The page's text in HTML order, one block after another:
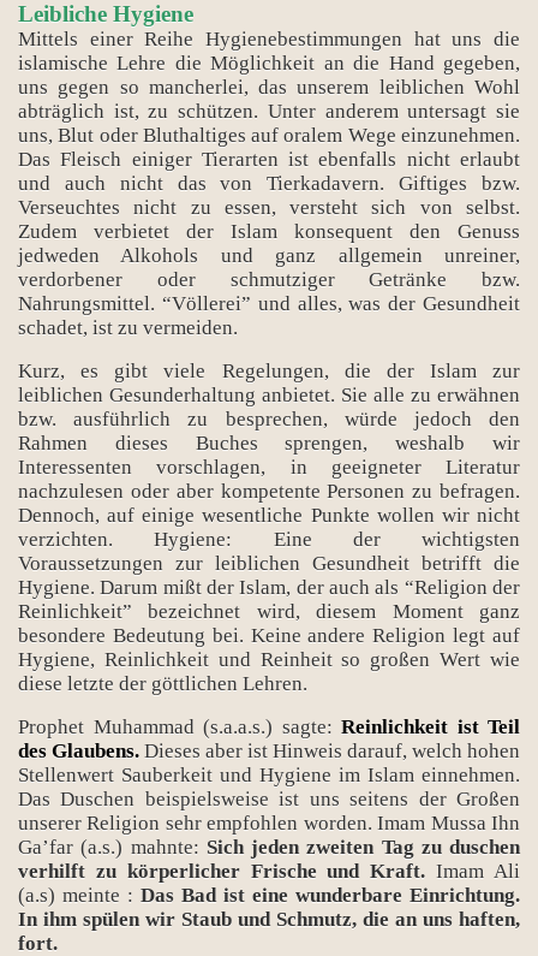
Leibliche Hygiene
Mittels einer Reihe Hygienebestimmungen hat uns die
islamische Lehre die Möglichkeit an die Hand gegeben,
uns gegen so mancherlei, das unserem leiblichen Wohl
abträglich ist, zu schützen. Unter anderem untersagt sie
uns, Blut oder Bluthaltiges auf oralem Wege einzunehmen.
Das Fleisch einiger Tierarten ist ebenfalls nicht erlaubt
und auch nicht das von Tierkadavern. Giftiges bzw.
Verseuchtes nicht zu essen, versteht sich von selbst.
Zudem verbietet der Islam konsequent den Genuss
jedweden Alkohols und ganz allgemein unreiner,
verdorbener oder schmutziger Getränke bzw.
Nahrungsmittel. “Völlerei” und alles, was der Gesundheit
schadet, ist zu vermeiden.
Kurz, es gibt viele Regelungen, die der Islam zur
leiblichen Gesunderhaltung anbietet. Sie alle zu erwähnen
bzw. ausführlich zu besprechen, würde jedoch den
Rahmen dieses Buches sprengen, weshalb wir
Interessenten vorschlagen, in geeigneter Literatur
nachzulesen oder aber kompetente Personen zu befragen.
Dennoch, auf einige wesentliche Punkte wollen wir nicht
verzichten. Hygiene: Eine der wichtigsten
Voraussetzungen zur leiblichen Gesundheit betrifft die
Hygiene. Darum mißt der Islam, der auch als “Religion der
Reinlichkeit” bezeichnet wird, diesem Moment ganz
besondere Bedeutung bei. Keine andere Religion legt auf
Hygiene, Reinlichkeit und Reinheit so großen Wert wie
diese letzte der göttlichen Lehren.
Prophet Muhammad (s.a.a.s.) sagte: Reinlichkeit ist Teil
des Glaubens. Dieses aber ist Hinweis darauf, welch hohen
Stellenwert Sauberkeit und Hygiene im Islam einnehmen.
Das Duschen beispielsweise ist uns seitens der Großen
unserer Religion sehr empfohlen worden. Imam Mussa Ihn
Ga’far (a.s.) mahnte: Sich jeden zweiten Tag zu duschen
verhilft zu körperlicher Frische und Kraft.Imam Ali
(a.s) meinte : Das Bad ist eine wunderbare Einrichtung.
In ihm spülen wir Staub und Schmutz, die an uns haften,
fort.